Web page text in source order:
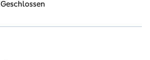
Geschlossen